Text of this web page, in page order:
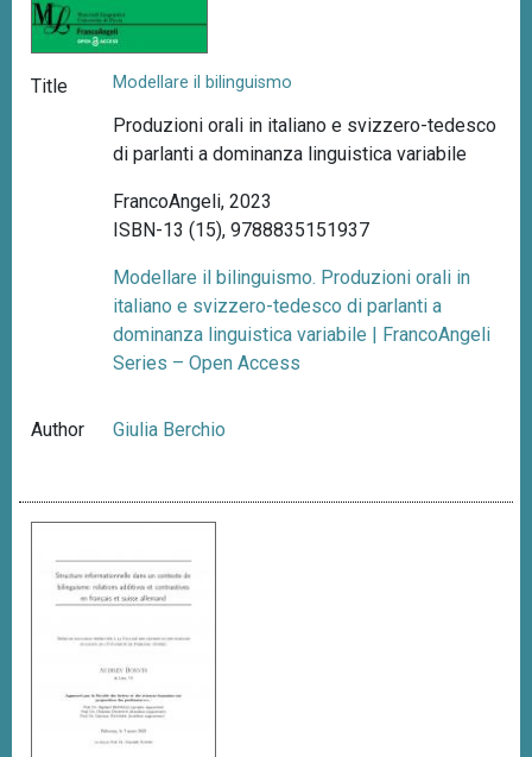
Title Modellare il bilinguismo
Produzioni orali in italiano e svizzero-tedesco
di parlanti a dominanza linguistica variabile
FrancoAngeli, 2023
ISBN-13 (15), 9788835151937
Modellare il bilinguismo. Produzioni orali in
italiano e svizzero-tedesco di parlanti a
dominanza linguistica variabile | FrancoAngeli
Series – Open Access
Author Giulia Berchio